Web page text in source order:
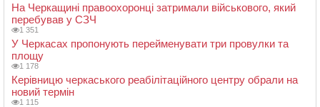
На Черкащині правоохоронці затримали військового, який
перебував у СЗЧ
1 351
У Черкасах пропонують перейменувати три провулки та
площу
1 178
Керівницю черкаського реабілітаційного центру обрали на
новий термін
1 115